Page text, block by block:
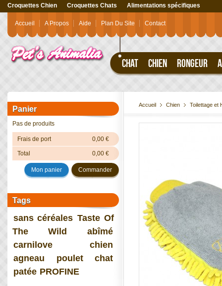
Croquettes Chien Croquettes Chats Alimentations spécifiques
CHAT CHIEN RONGEUR
Accueil A Propos Aide Plan Du Site Contact
Panier
Pas de produits
Frais de port 0,00 €
Total 0,00 €
Commander
Mon panier
Tags
sans céréales Taste Of
The Wild
abîmé
carnilove
chien
agneau
poulet
chat
patée PROFINE
Accueil Chien Toilettage et